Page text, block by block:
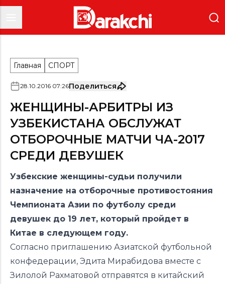
Главная СПОРТ
28.10.2016 07:26Поделиться
ЖЕНЩИНЫ-АРБИТРЫ ИЗ
УЗБЕКИСТАНА ОБСЛУЖАТ
ОТБОРОЧНЫЕ МАТЧИ ЧА-2017
СРЕДИ ДЕВУШЕК
Узбекские женщины-судьи получили
назначение на отборочные противостояния
Чемпионата Азии по футболу среди
девушек до 19 лет, который пройдет в
Китае в следующем году.
Согласно приглашению Азиатской футбольной
конфедерации, Эдита Мирабидова вместе с
Зилолой Рахматовой отправятся в китайский